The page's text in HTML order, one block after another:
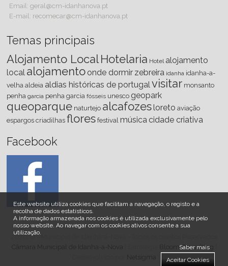
Este website utiliza cookies que facilitam a navegação, o registo e a
recolha de dados estatísticos.
A informação armazenada nos cookies é utilizada exclusivamente pelo
nosso website.Ao navegar com os cookies ativos consente a sua
utilização.
Saber mais
Aceitar Cookies
Email: geral@cm-idanhanova.pt
E-mail: recomecar@cm-idanhanova.pt
Temas principais
Alojamento LocalHotelaria Hotel alojamento
local alojamento onde dormir zebreira idanha idanha-a-
velha aldeia aldias históricas de portugal visitar monsanto
penha garcia penha garcia fósseis unesco geopark
queoparque naturtejo alcafozesloreto aviação
espargos criadilhas flores festival música cidade criativa
Facebook
2026 © - Município de Idanha-a-Nova - Todos os direitos Reservados
Bloom Consulting